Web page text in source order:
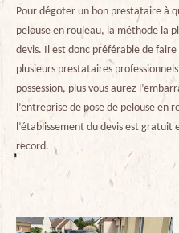
Pour dégoter un bon prestataire à
pelouse en rouleau, la méthode la
devis. Il est donc préférable de
plusieurs prestataires
possession, plus vous aurez
l’entreprise de pose de pelouse en
l’établissement du devis est gratuit
record.